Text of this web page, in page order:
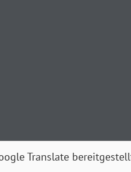
Translate